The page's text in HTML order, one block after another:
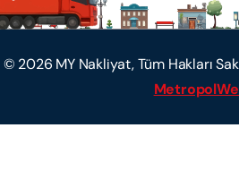
© 2026 MY Nakliyat, Tüm Hakları